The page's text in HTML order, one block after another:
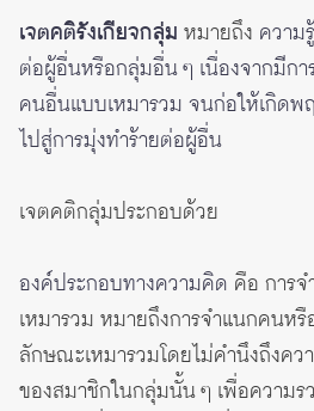
เจตคติรังเกียจกลุ่ม หมายถึง ความ
ต่อผู้อื่นหรือกลุ่มอื่น ๆ เนื่องจากมี
คนอื่นแบบเหมารวม จนก่อให้เกิด
ไปสู่การมุ่งทำร้ายต่อผู้อื่น
เจตคติกลุ่มประกอบด้วย
องค์ประกอบทางความคิด คือ การ
เหมารวม หมายถึงการจำแนกคนห
ลักษณะเหมารวมโดยไม่คำนึงถึงค
ของสมาชิกในกลุ่มนั้น ๆ เพื่อความร